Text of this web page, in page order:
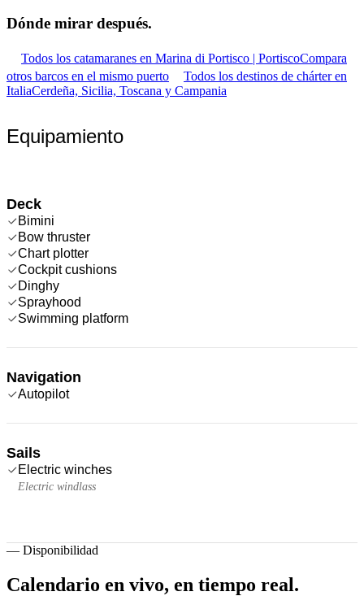
Dónde mirar después.
Todos los catamaranes en Marina di Portisco | PortiscoCompara
otros barcos en el mismo puerto
Todos los destinos de chárter en
ItaliaCerdeña, Sicilia, Toscana y Campania
Equipamiento
Deck
Bimini
Bow thruster
Chart plotter
Cockpit cushions
Dinghy
Sprayhood
Swimming platform
Navigation
Autopilot
Sails
Electric winches
Electric windlass
— Disponibilidad
Calendario en vivo, en tiempo real.